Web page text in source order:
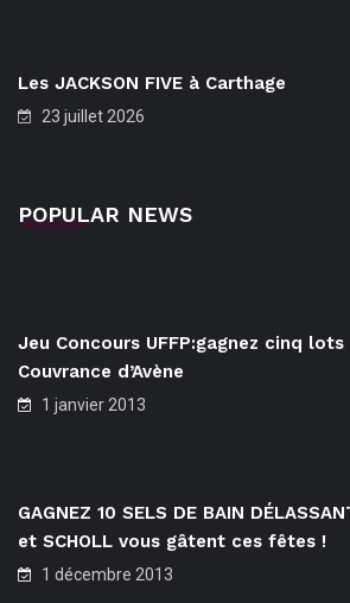
Les JACKSON FIVE à Carthage
23 juillet 2026
POPULAR NEWS
Jeu Concours UFFP:gagnez cinq
Couvrance d’Avène
1 janvier 2013
GAGNEZ 10 SELS DE BAIN
et SCHOLL vous gâtent ces fêtes !
1 décembre 2013